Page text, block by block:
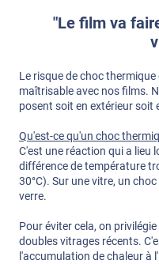
"Le film va
Le risque de choc
maîtrisable avec nos films.
posent soit en extérieur soit
Qu'est-ce qu'un choc
C'est une réaction qui a lieu
différence de température
30°C). Sur une vitre, un
verre.
Pour éviter cela, on
doubles vitrages récents.
l'accumulation de chaleur à